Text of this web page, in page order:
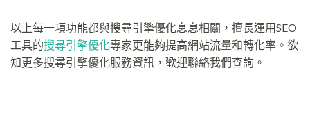
以上每一項功能都與搜尋引擎優化息息相關，擅長運用SEO
工具的搜尋引擎優化專家更能夠提高網站流量和轉化率。欲
知更多搜尋引擎優化服務資訊，歡迎聯絡我們查詢。